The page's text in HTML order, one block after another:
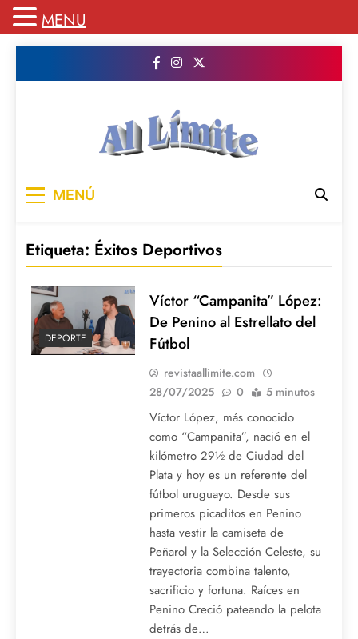
publicamos todo el contenido e informacion
MENÚ
Etiqueta: Éxitos Deportivos
DEPORTE
Víctor “Campanita” López:
De Penino al Estrellato del
Fútbol
revistaallimite.com
28/07/2025
0 5 minutos
Víctor López, más conocido
como “Campanita”, nació en el
kilómetro 29½ de Ciudad del
Plata y hoy es un referente del
fútbol uruguayo. Desde sus
primeros picaditos en Penino
hasta vestir la camiseta de
Peñarol y la Selección Celeste, su
trayectoria combina talento,
sacrificio y fortuna. Raíces en
Penino Creció pateando la pelota
detrás de…
MENU